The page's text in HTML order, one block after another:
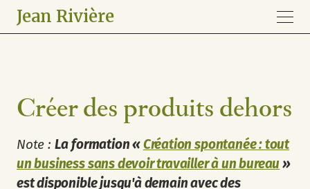
Jean Rivière
Créer des produits dehors
Note : La formation «Création spontanée : tout
un business sans devoir travailler à un bureau»
est disponible jusqu'à demain avec des